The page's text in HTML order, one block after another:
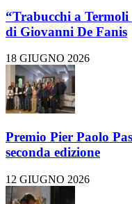
“Trabucchi a
di Giovanni De Fanis
18 GIUGNO 2026
Premio Pier Paolo
seconda edizione
12 GIUGNO 2026